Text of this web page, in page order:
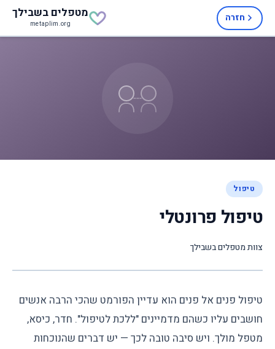
חזרה מטפלים בשבילך
metaplim.org
טיפול
טיפול פרונטלי
צוות מטפלים בשבילך
טיפול פנים אל פנים הוא עדיין הפורמט שהכי הרבה אנשים
חושבים עליו כשהם מדמיינים "ללכת לטיפול". חדר, כיסא,
מטפל מולך. ויש סיבה טובה לכך — יש דברים שהנוכחות